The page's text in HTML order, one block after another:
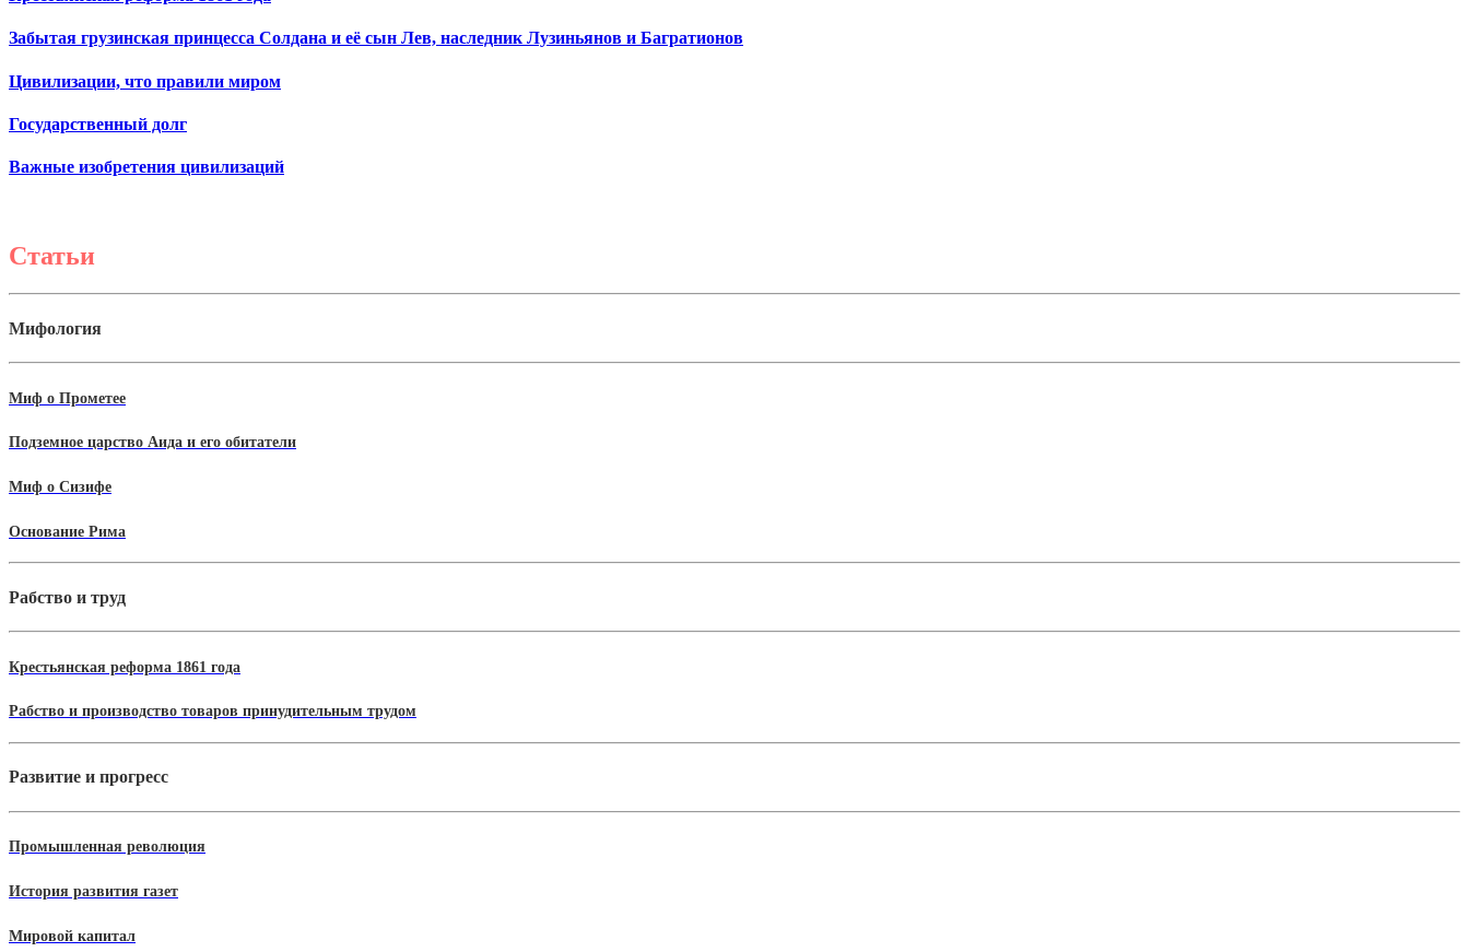
Забытая грузинская принцесса Солдана и её сын Лев, наследник Лузиньянов и Багратионов
Цивилизации, что правили миром
Государственный долг
Важные изобретения цивилизаций
Статьи
Мифология
Миф о Прометее
Подземное царство Аида и его обитатели
Миф о Сизифе
Основание Рима
Рабство и труд
Крестьянская реформа 1861 года
Рабство и производство товаров принудительным трудом
Развитие и прогресс
Промышленная революция
История развития газет
Мировой капитал